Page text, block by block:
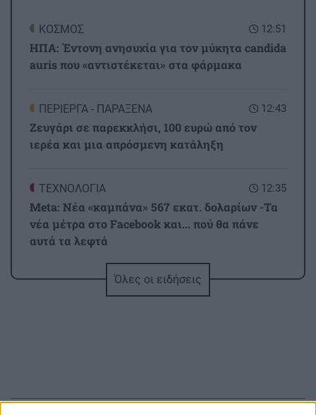
12:51
ΚΟΣΜΟΣ
ΗΠΑ: Έντονη ανησυχία για τον μύκητα candida
auris που «αντιστέκεται» στα φάρμακα
12:43
ΠΕΡΙΕΡΓΑ - ΠΑΡΑΞΕΝΑ
Ζευγάρι σε παρεκκλήσι, 100 ευρώ από τον
ιερέα και μια απρόσμενη κατάληξη
12:35
ΤΕΧΝΟΛΟΓΙΑ
Meta: Νέα «καμπάνα» 567 εκατ. δολαρίων -Τα
νέα μέτρα στο Facebook και... πού θα πάνε
αυτά τα λεφτά
λειτουργεί κανονικά τον Νοέμβριο του 2028
Όλες οι ειδήσεις